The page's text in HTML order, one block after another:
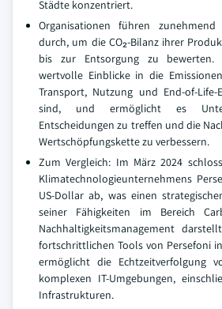
Städte konzentriert.
Organisationen führen zunehmend
durch, um die CO₂-Bilanz ihrer
bis zur Entsorgung zu bewerten.
wertvolle Einblicke in die
Transport, Nutzung und End-of-Life-
sind, und ermöglicht es
Entscheidungen zu treffen und die
Wertschöpfungskette zu verbessern.
Zum Vergleich: Im März 2024
Klimatechnologieunternehmens
US-Dollar ab, was einen
seiner Fähigkeiten im Bereich
Nachhaltigkeitsmanagement
fortschrittlichen Tools von Persefoni
ermöglicht die Echtzeitverfolgung
komplexen IT-Umgebungen,
Infrastrukturen.